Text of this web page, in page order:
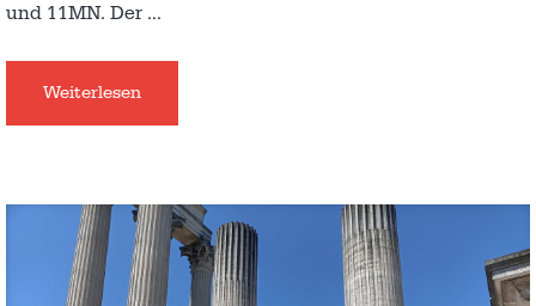
und 11MN. Der …
Weiterlesen